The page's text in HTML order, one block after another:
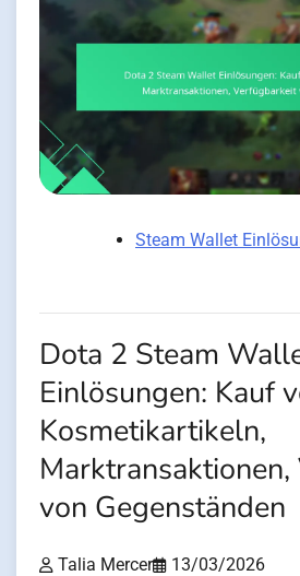
Steam Wallet
Dota 2 Steam
Einlösungen: Kauf
Kosmetikartikeln,
von Gegenständen
Talia Mercer 13/03/2026